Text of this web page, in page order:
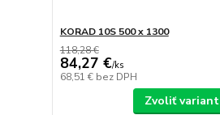
KORAD 10S 500 x 1300
118,28 €
84,27 €/ks
68,51 € bez DPH
Zvoliť variant